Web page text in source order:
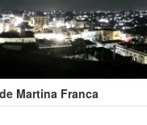
Martina Franca